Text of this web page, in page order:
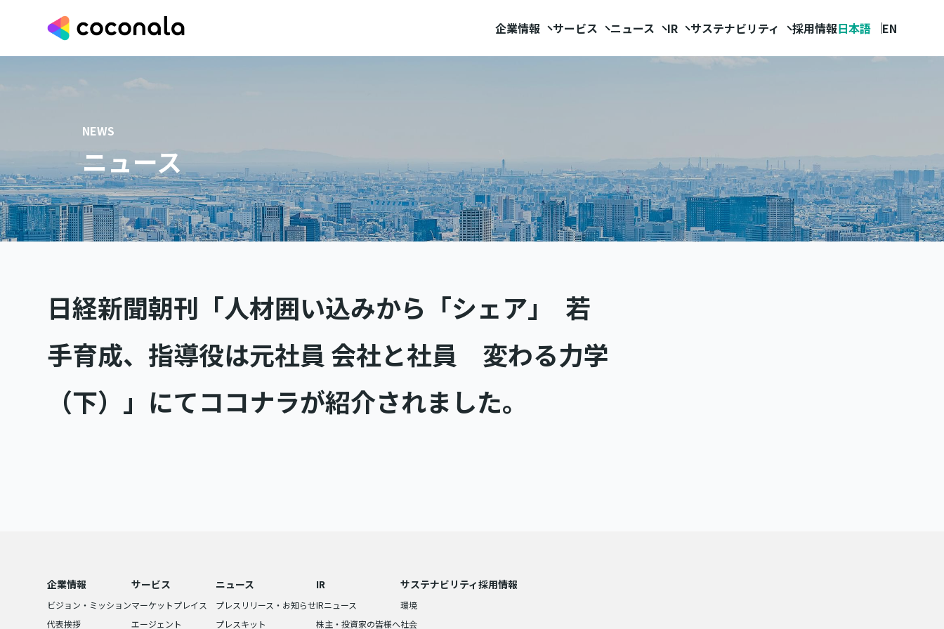
企業情報 サービス ニュース IR サステナビリティ 採用情報日本語 EN
NEWS
ニュース
日経新聞朝刊「人材囲い込みから「シェア｣ 若
手育成、指導役は元社員 会社と社員 変わる力学
（下）」にてココナラが紹介されました。
企業情報
ビジョン・ミッション
代表挨拶
サービス
マーケットプレイス
エージェント
ニュース
プレスリリース・お知らせ
プレスキット
IR
IRニュース
株主・投資家の皆様へ
サステナビリティ
環境
社会
採用情報